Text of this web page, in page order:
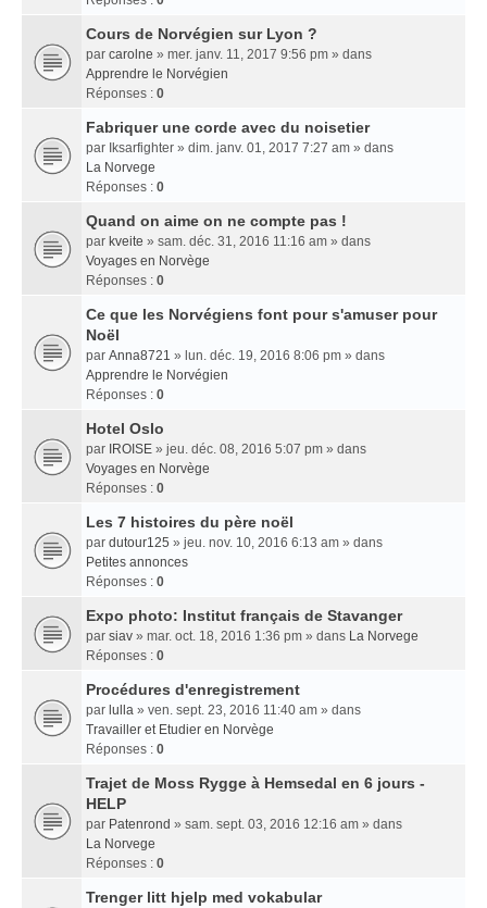
Cours de Norvégien sur Lyon ?
par carolne » mer. janv. 11, 2017 9:56 pm » dans
Apprendre le Norvégien
Réponses : 0
Fabriquer une corde avec du noisetier
par Iksarfighter » dim. janv. 01, 2017 7:27 am » dans
La Norvege
Réponses : 0
Quand on aime on ne compte pas !
par kveite » sam. déc. 31, 2016 11:16 am » dans
Voyages en Norvège
Réponses : 0
Ce que les Norvégiens font pour s'amuser pour
Noël
par Anna8721 » lun. déc. 19, 2016 8:06 pm » dans
Apprendre le Norvégien
Réponses : 0
Hotel Oslo
par IROISE » jeu. déc. 08, 2016 5:07 pm » dans
Voyages en Norvège
Réponses : 0
Les 7 histoires du père noël
par dutour125 » jeu. nov. 10, 2016 6:13 am » dans
Petites annonces
Réponses : 0
Expo photo: Institut français de Stavanger
par siav » mar. oct. 18, 2016 1:36 pm » dans La Norvege
Réponses : 0
Procédures d'enregistrement
par lulla » ven. sept. 23, 2016 11:40 am » dans
Travailler et Etudier en Norvège
Réponses : 0
Trajet de Moss Rygge à Hemsedal en 6 jours -
HELP
par Patenrond » sam. sept. 03, 2016 12:16 am » dans
La Norvege
Réponses : 0
Trenger litt hjelp med vokabular